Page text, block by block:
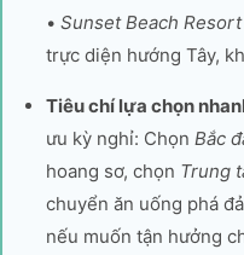
• Sunset Beach Resort
trực diện hướng Tây,
Tiêu chí lựa chọn
ưu kỳ nghỉ: Chọn Bắc
hoang sơ, chọn Trung
chuyển ăn uống phá
nếu muốn tận hưởng